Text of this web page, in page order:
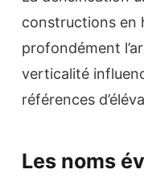
constructions en
profondément
verticalité
références
Les noms